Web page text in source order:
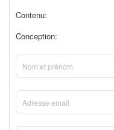
Contenu:
Conception: